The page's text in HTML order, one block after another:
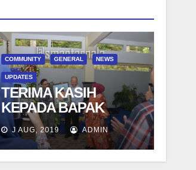
COMMUNITY GENERAL NEWS
UPDATES
TERIMA KASIH
KEPADA BAPAK
Drs.TRI SUHARNO,
M.Pd
J AUG, 2019 ADMIN